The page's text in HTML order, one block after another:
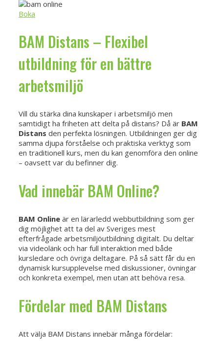
Boka
BAM Distans – Flexibel
utbildning för en bättre
arbetsmiljö
Vill du stärka dina kunskaper i arbetsmiljö men
samtidigt ha friheten att delta på distans? Då är BAM
Distans den perfekta lösningen. Utbildningen ger dig
samma djupa förståelse och praktiska verktyg som
en traditionell kurs, men du kan genomföra den online
– oavsett var du befinner dig.
Vad innebär BAM Online?
BAM Online är en lärarledd webbutbildning som ger
dig möjlighet att ta del av Sveriges mest
efterfrågade arbetsmiljöutbildning digitalt. Du deltar
via videolänk och har full interaktion med både
kursledare och övriga deltagare. På så sätt får du en
dynamisk kursupplevelse med diskussioner, övningar
och konkreta exempel, men utan att behöva resa.
Fördelar med BAM Distans
Att välja BAM Distans innebär många fördelar: